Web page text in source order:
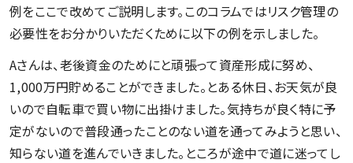
例をここで改めてご説明します。このコラムではリスク管理の
必要性をお分かりいただくために以下の例を示しました。
Aさんは、老後資金のためにと頑張って資産形成に努め、
1,000万円貯めることができました。とある休日、お天気が良
いので自転車で買い物に出掛けました。気持ちが良く特に予
定がないので普段通ったことのない道を通ってみようと思い、
知らない道を進んでいきました。ところが途中で道に迷ってし